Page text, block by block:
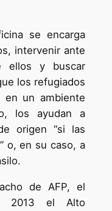
se encarga
intervenir ante
ellos y buscar
los refugiados
en un ambiente
los ayudan a
origen “si las
o, en su caso, a
de AFP, el
2013 el Alto